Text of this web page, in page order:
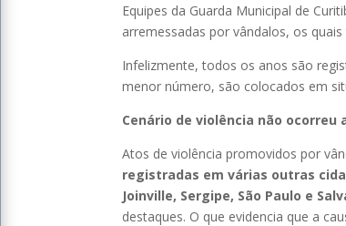
Equipes da Guarda Municipal de
arremessadas por vândalos, os
Infelizmente, todos os anos são
menor número, são colocados em
Cenário de violência não ocorreu
Atos de violência promovidos por
registradas em várias outras
Joinville, Sergipe, São Paulo e
destaques. O que evidencia que a